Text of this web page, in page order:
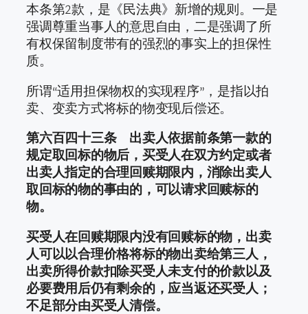
本条第2款，是《民法典》新增的规则。一是
强调尊重当事人的意思自由，二是强调了所
有权保留制度带有的强烈的事实上的担保性
质。
所谓“适用担保物权的实现程序”，是指以拍
卖、变卖方式将标的物变现后偿还。
第六百四十三条 出卖人依据前条第一款的
规定取回标的物后，买受人在双方约定或者
出卖人指定的合理回赎期限内，消除出卖人
取回标的物的事由的，可以请求回赎标的
物。
买受人在回赎期限内没有回赎标的物，出卖
人可以以合理价格将标的物出卖给第三人，
出卖所得价款扣除买受人未支付的价款以及
必要费用后仍有剩余的，应当返还买受人；
不足部分由买受人清偿。